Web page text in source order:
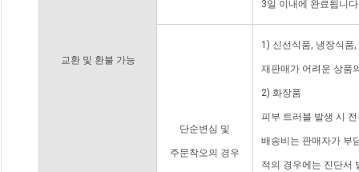
교환 및 환불 가능
3일 이내에 완료됩니
단순변심 및
주문착오의 경우
1) 신선식품, 냉장식품
재판매가 어려운 상품
2) 화장품
피부 트러블 발생 시
배송비는 판매자가 부
적의 경우에는 진단서